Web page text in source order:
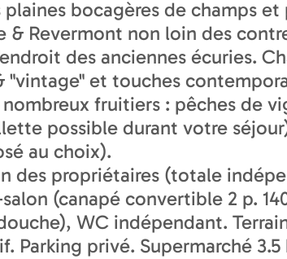
bocagères de champs
& Revermont non loin des
des anciennes écuries.
"vintage" et touches
fruitiers : pêches de
possible durant votre
au choix).
des propriétaires (totale
(canapé convertible 2 p.
WC indépendant.
Parking privé. Supermarché